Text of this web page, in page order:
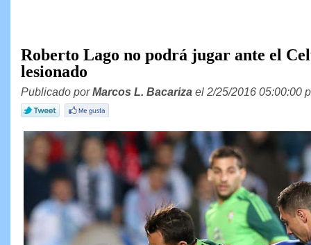
Roberto Lago no podrá jugar ante el
lesionado
Publicado porMarcos L. Bacariza el 2/25/2016 05:00:00